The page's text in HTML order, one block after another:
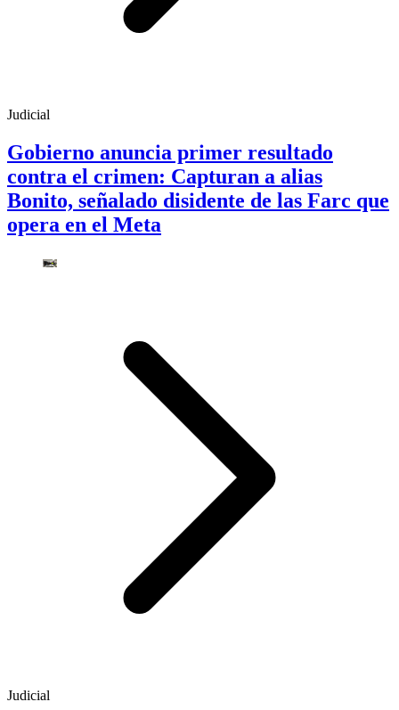
Judicial
Gobierno anuncia primer resultado
contra el crimen: Capturan a alias
Bonito, señalado disidente de las Farc que
opera en el Meta
Judicial